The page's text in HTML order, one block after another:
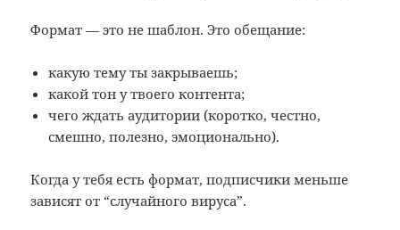
Формат — это не шаблон. Это обещание:
какую тему ты закрываешь;
какой тон у твоего контента;
чего ждать аудитории (коротко, честно,
смешно, полезно, эмоционально).
Когда у тебя есть формат, подписчики меньше
зависят от “случайного вируса”.